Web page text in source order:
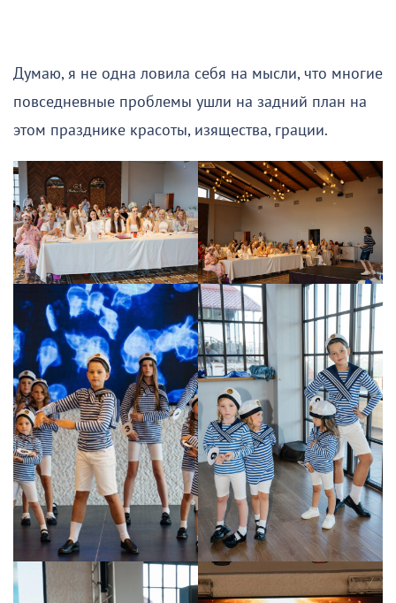
Думаю, я не одна ловила себя на мысли, что многие
повседневные проблемы ушли на задний план на
этом празднике красоты, изящества, грации.